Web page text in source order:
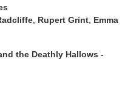
Rupert Grint Emma
the Deathly Hallows -